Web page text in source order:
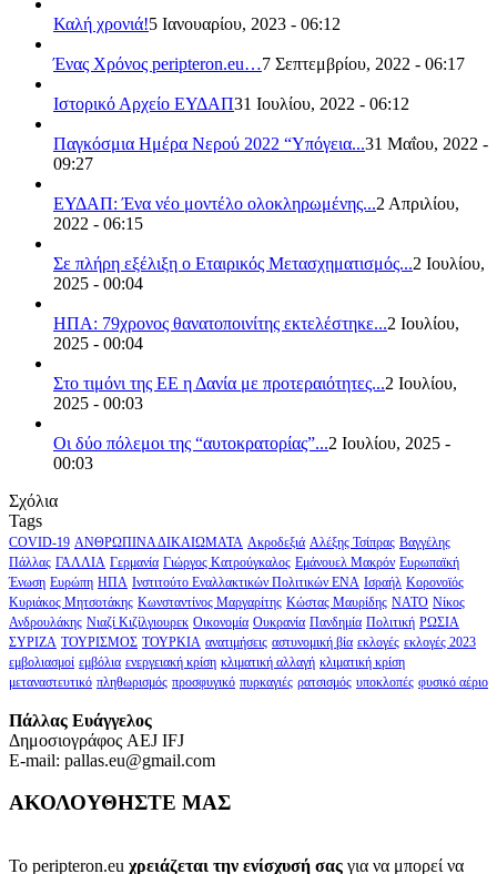
Καλή χρονιά!5 Ιανουαρίου, 2023 - 06:12
Ένας Χρόνος peripteron.eu…7 Σεπτεμβρίου, 2022 - 06:17
Ιστορικό Αρχείο ΕΥΔΑΠ31 Ιουλίου, 2022 - 06:12
Παγκόσμια Ημέρα Νερού 2022 “Υπόγεια...31 Μαΐου, 2022 -
09:27
ΕΥΔΑΠ: Ένα νέο μοντέλο ολοκληρωμένης...2 Απριλίου,
2022 - 06:15
Σε πλήρη εξέλιξη ο Εταιρικός Μετασχηματισμός...2 Ιουλίου,
2025 - 00:04
ΗΠΑ: 79χρονος θανατοποινίτης εκτελέστηκε...2 Ιουλίου,
2025 - 00:04
Στο τιμόνι της ΕΕ η Δανία με προτεραιότητες...2 Ιουλίου,
2025 - 00:03
Οι δύο πόλεμοι της “αυτοκρατορίας”...2 Ιουλίου, 2025 -
00:03
Σχόλια
Tags
COVID-19 ΑΝΘΡΩΠΙΝΑ ΔΙΚΑΙΩΜΑΤΑ Ακροδεξιά Αλέξης Τσίπρας Βαγγέλης
Πάλλας ΓΑΛΛΙΑ Γερμανία Γιώργος Κατρούγκαλος Εμάνουελ Μακρόν Ευρωπαϊκή
Ένωση Ευρώπη ΗΠΑ Ινστιτούτο Εναλλακτικών Πολιτικών ΕΝΑ Ισραήλ Κορονοϊός
Κυριάκος Μητσοτάκης Κωνσταντίνος Μαργαρίτης Κώστας Μαυρίδης ΝΑΤΟ Νίκος
Ανδρουλάκης Νιαζί Κιζίλγιουρεκ Οικονομία Ουκρανία Πανδημία Πολιτική ΡΩΣΙΑ
ΣΥΡΙΖΑ ΤΟΥΡΙΣΜΟΣ ΤΟΥΡΚΙΑ ανατιμήσεις αστυνομική βία εκλογές εκλογές 2023
εμβολιασμοί εμβόλια ενεργειακή κρίση κλιματική αλλαγή κλιματική κρίση
μεταναστευτικό πληθωρισμός προσφυγικό πυρκαγιές ρατσισμός υποκλοπές φυσικό αέριο
Πάλλας Ευάγγελος
Δημοσιογράφος AEJ ΙFJ
E-mail: pallas.eu@gmail.com
ΑΚΟΛΟΥΘΗΣΤΕ ΜΑΣ
Το peripteron.eu χρειάζεται την ενίσχυσή σας για να μπορεί να